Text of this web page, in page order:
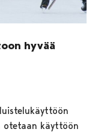
hyvää
otetaan käyttöön